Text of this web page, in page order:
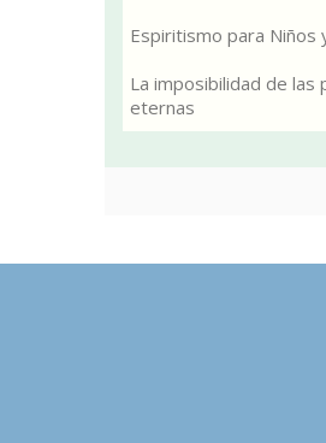
Espiritismo para Niños
La imposibilidad de las
eternas